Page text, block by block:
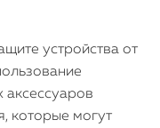
устройства от
аксессуаров
которые могут